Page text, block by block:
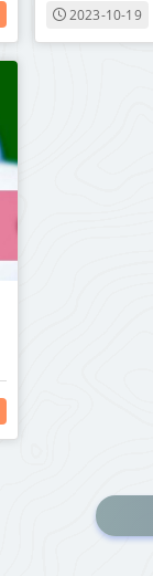
2023-10-19